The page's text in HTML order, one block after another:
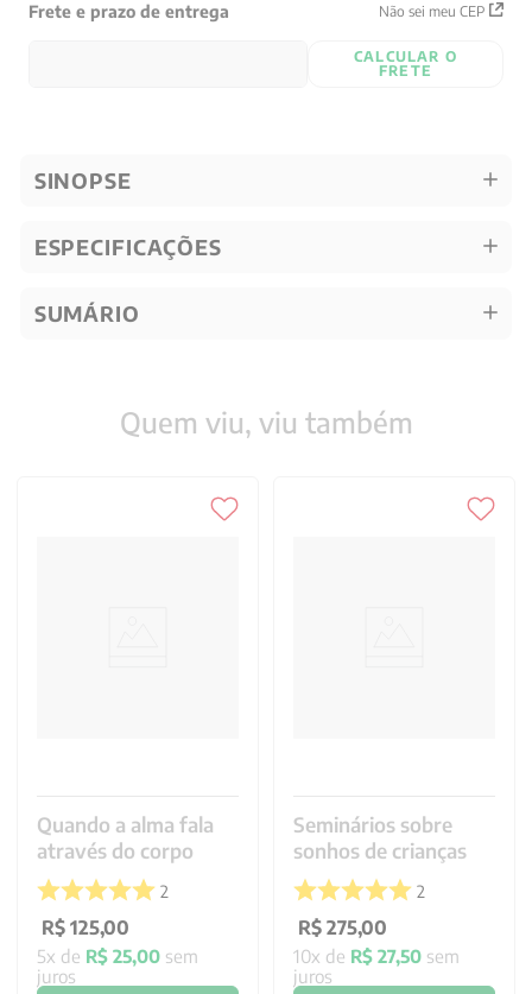
Frete e prazo de entrega Não sei meu CEP
CALCULAR O
FRETE
SINOPSE
ESPECIFICAÇÕES
SUMÁRIO
Quem viu, viu também
Quando a alma fala
através do corpo
2
R$ 125,00
5x de R$ 25,00 sem
juros
Seminários sobre
sonhos de crianças
2
R$ 275,00
10x de R$ 27,50 sem
juros